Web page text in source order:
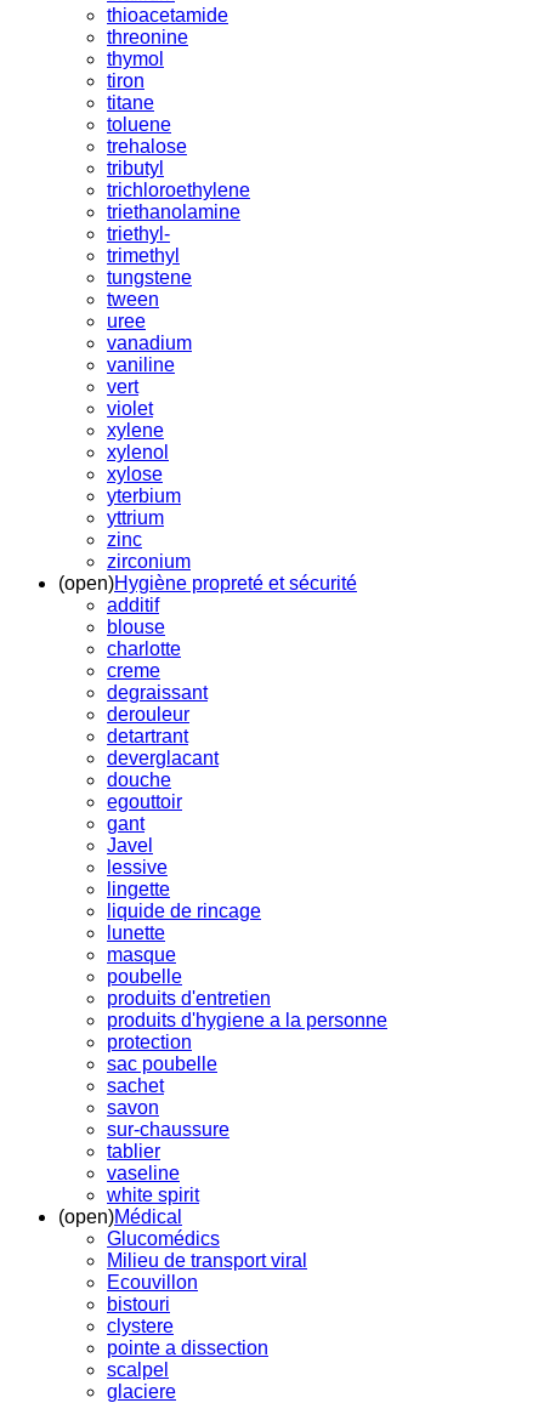
thioacetamide
threonine
thymol
tiron
titane
toluene
trehalose
tributyl
trichloroethylene
triethanolamine
triethyl-
trimethyl
tungstene
tween
uree
vanadium
vaniline
vert
violet
xylene
xylenol
xylose
yterbium
yttrium
zinc
zirconium
(open)Hygiène propreté et sécurité
additif
blouse
charlotte
creme
degraissant
derouleur
detartrant
deverglacant
douche
egouttoir
gant
Javel
lessive
lingette
liquide de rincage
lunette
masque
poubelle
produits d'entretien
produits d'hygiene a la personne
protection
sac poubelle
sachet
savon
sur-chaussure
tablier
vaseline
white spirit
(open)Médical
Glucomédics
Milieu de transport viral
Ecouvillon
bistouri
clystere
pointe a dissection
scalpel
glaciere